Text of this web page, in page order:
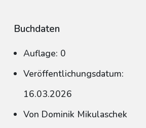
Buchdaten
Auflage: 0
Veröffentlichungsdatum:
16.03.2026
Von Dominik Mikulaschek